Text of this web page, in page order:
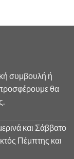
συμβουλή ή
θα
και Σάββατο
Πέμπτης και